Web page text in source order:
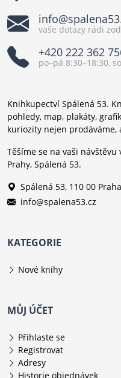
vaše dotazy rádi
+420 222 362
po–pá 8:30–18:30,
Knihkupectví Spálená 53.
pohledy, map, plakáty,
kuriozity nejen prodáváme,
Těšíme se na vaši
Prahy, Spálená 53.
Spálená 53, 110 00 Praha
info@spalena53.cz
KATEGORIE
Nové knihy
MŮJ ÚČET
Přihlaste se
Registrovat
Adresy
Historie objednávek